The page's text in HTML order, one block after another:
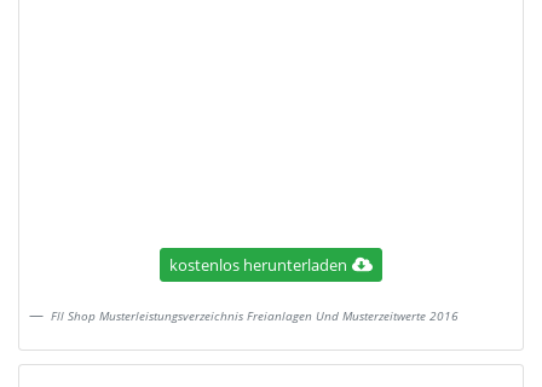
kostenlos herunterladen
Fll Shop Musterleistungsverzeichnis Freianlagen Und Musterzeitwerte 2016